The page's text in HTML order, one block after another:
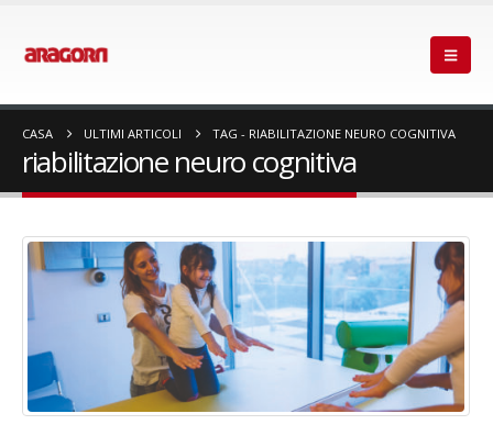
CASA ULTIMI ARTICOLI TAG - RIABILITAZIONE NEURO COGNITIVA
riabilitazione neuro cognitiva